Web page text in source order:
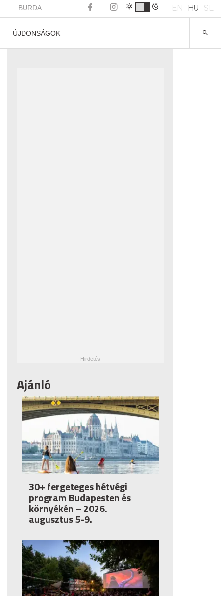
BURDA EN HU SL
ÚJDONSÁGOK
Ajánló
30+ fergeteges hétvégi
program Budapesten és
környékén – 2026.
augusztus 5-9.